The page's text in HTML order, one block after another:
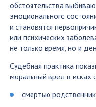
обстоятельства
эмоционального
и становятся
или психических
не только время, но и
Судебная практика
моральный вред в исках
смертью